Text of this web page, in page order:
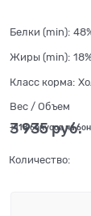
Белки (min):
Жиры (min):
Класс корма:
Вес / Объем
3 935 руб.
+118 бонусов на
Количество: